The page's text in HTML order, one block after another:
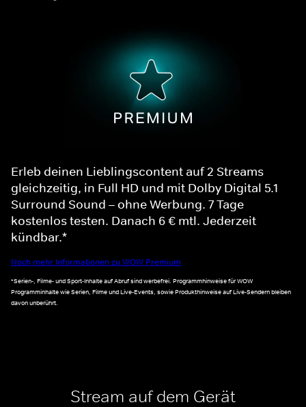
Erleb deinen Lieblingscontent auf 2 Streams
gleichzeitig, in Full HD und mit Dolby Digital 5.1
Surround Sound – ohne Werbung. 7 Tage
kostenlos testen. Danach 6 € mtl. Jederzeit
kündbar.*
Noch mehr Informationen zu WOW Premium
*Serien-, Filme- und Sport-Inhalte auf Abruf sind werbefrei. Programmhinweise für WOW
Programminhalte wie Serien, Filme und Live-Events, sowie Produkthinweise auf Live-Sendern bleiben
davon unberührt.
Stream auf dem Gerät